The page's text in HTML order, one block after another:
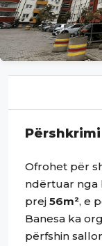
Përshkrimi
Ofrohet për
ndërtuar nga
prej 56m², e
Banesa ka
përfshin